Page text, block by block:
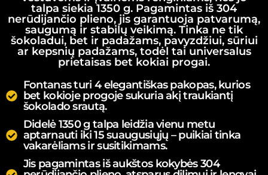
talpa siekia 1350 g. Pagamintas iš 304
nerūdijančio plieno, jis garantuoja patvarumą,
saugumą ir stabilų veikimą. Tinka ne tik
šokoladui, bet ir padažams, pavyzdžiui, sūriui
ar kepsnių padažams, todėl tai universalus
prietaisas bet kokiai progai.
Fontanas turi 4 elegantiškas pakopas, kurios
bet kokioje progoje sukuria akį traukiantį
šokolado srautą.
Didelė 1350 g talpa leidžia vienu metu
aptarnauti iki 15 suaugusiųjų – puikiai tinka
vakarėliams ir susitikimams.
Jis pagamintas iš aukštos kokybės 304